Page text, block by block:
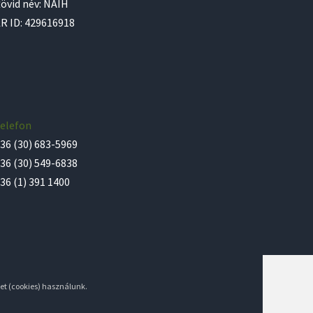
név: NAIH
ID: 429616918
(30) 683-5969
(30) 549-6838
(1) 391 1400
(cookies) használunk.